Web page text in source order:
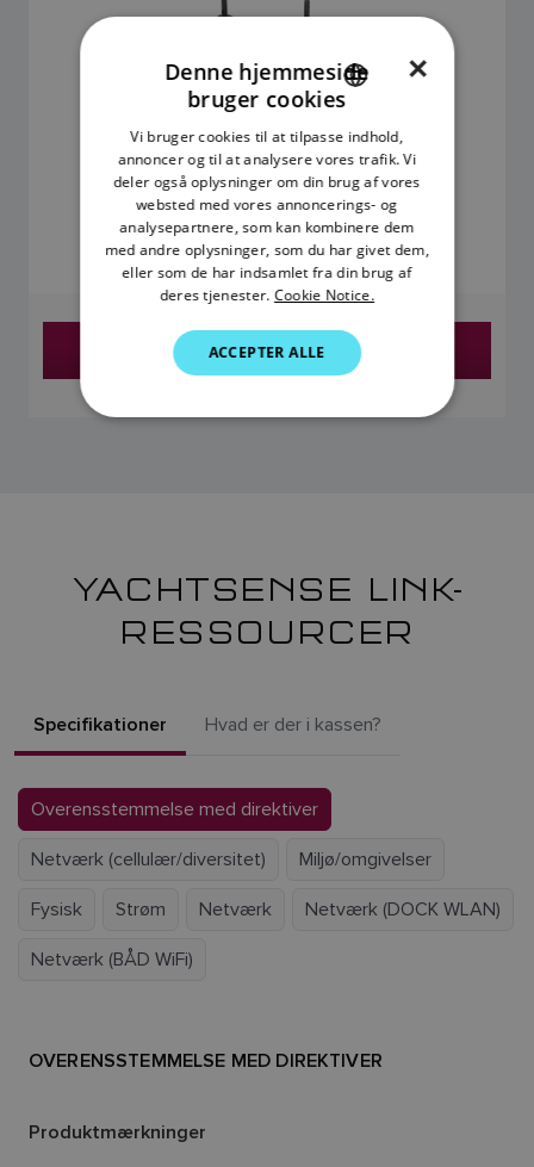
12.195,00 kr.
Pris inklusive moms
Find en Forhandler
YACHTSENSE LINK-
RESSOURCER
Specifikationer Hvad er der i kassen?
Overensstemmelse med direktiver
Netværk (cellulær/diversitet) Miljø/omgivelser
Fysisk Strøm Netværk Netværk (DOCK WLAN)
Netværk (BÅD WiFi)
OVERENSSTEMMELSE MED DIREKTIVER
Produktmærkninger
ENGLISH
DANISH
ITALIAN
SWEDISH
DUTCH
×
Denne hjemmeside
bruger cookies
Vi bruger cookies til at tilpasse indhold,
annoncer og til at analysere vores trafik. Vi
deler også oplysninger om din brug af vores
websted med vores annoncerings- og
analysepartnere, som kan kombinere dem
med andre oplysninger, som du har givet dem,
eller som de har indsamlet fra din brug af
deres tjenester. Cookie Notice.
ACCEPTER ALLE